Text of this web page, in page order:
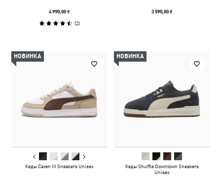
4 990,00 ₴
(2)
3 590,00 ₴
НОВИНКА
Кеды Caven III Sneakers Unisex
НОВИНКА
Кеды Shuffle Downtown Sneakers
Unisex